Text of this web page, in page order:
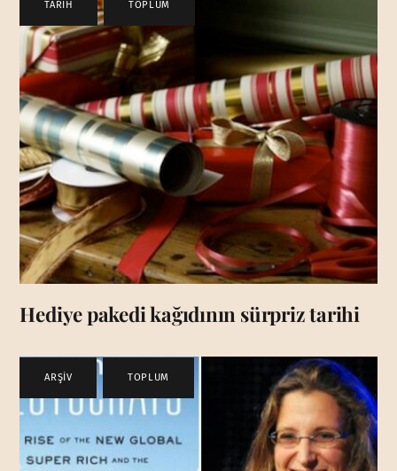
TARİH , TOPLUM
Hediye pakedi kağıdının sürpriz tarihi
ARŞİV , TOPLUM